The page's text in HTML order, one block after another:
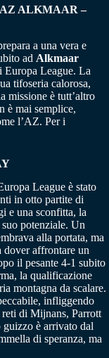
ALKMAAR –
a una vera e
ad Alkmaar
League. La
tifoseria calorosa,
missione è tutt’altro
è mai semplice,
l’AZ. Per i
League è stato
in otto partite di
e una sconfitta, la
potenziale. Un
alla portata, ma
dover affrontare un
il pesante 4-1 subito
la qualificazione
montagna da scalare.
infliggendo
reti di Mijnans, Parrott
è arrivato dal
di speranza, ma